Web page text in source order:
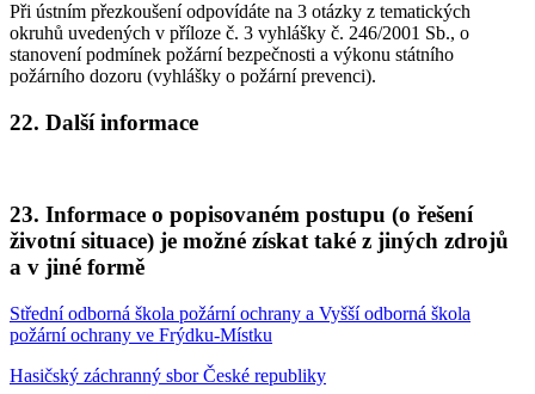
Při ústním přezkoušení odpovídáte na 3 otázky z tematických
okruhů uvedených v příloze č. 3 vyhlášky č. 246/2001 Sb., o
stanovení podmínek požární bezpečnosti a výkonu státního
požárního dozoru (vyhlášky o požární prevenci).
22. Další informace
23. Informace o popisovaném postupu (o řešení
životní situace) je možné získat také z jiných zdrojů
a v jiné formě
Střední odborná škola požární ochrany a Vyšší odborná škola
požární ochrany ve Frýdku-Místku
Hasičský záchranný sbor České republiky